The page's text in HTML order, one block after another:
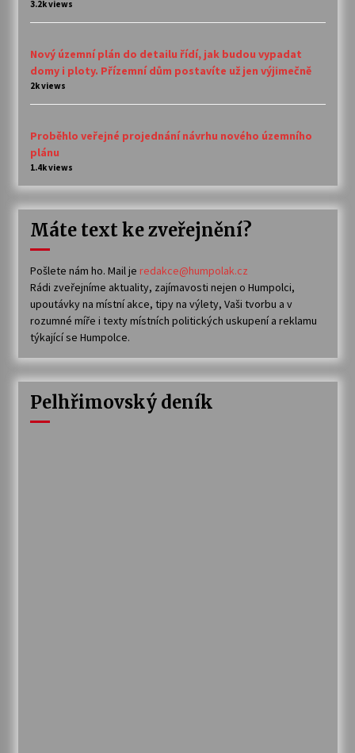
3.2k views
Nový územní plán do detailu řídí, jak budou vypadat
domy i ploty. Přízemní dům postavíte už jen výjimečně
2k views
Proběhlo veřejné projednání návrhu nového územního
plánu
1.4k views
Máte text ke zveřejnění?
Pošlete nám ho. Mail je redakce@humpolak.cz
Rádi zveřejníme aktuality, zajímavosti nejen o Humpolci,
upoutávky na místní akce, tipy na výlety, Vaši tvorbu a v
rozumné míře i texty místních politických uskupení a reklamu
týkající se Humpolce.
Pelhřimovský deník